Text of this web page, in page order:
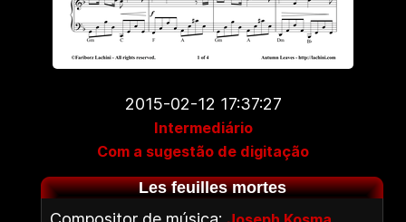
2015-02-12 17:37:27
Intermediário
Com a sugestão de digitação
Les feuilles mortes